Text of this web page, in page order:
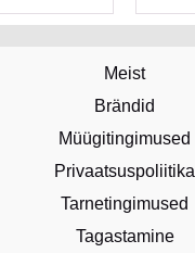
Meist
Brändid
Müügitingimused
Privaatsuspoliitika
Tarnetingimused
Tagastamine